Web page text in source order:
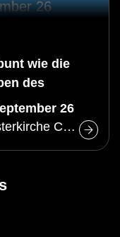
wie die
des
26
Klosterkirche Cottbus